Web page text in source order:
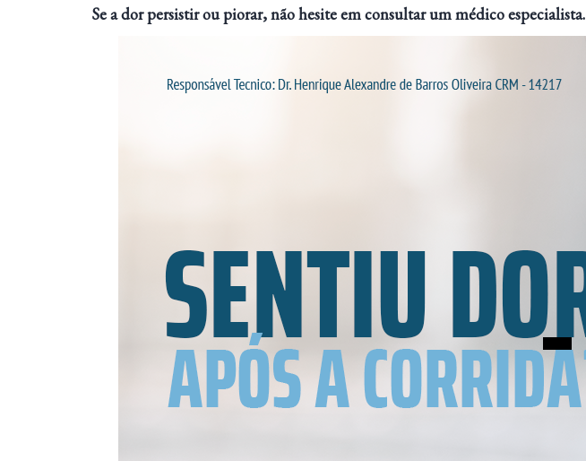
Se a dor persistir ou piorar, não hesite em consultar um médico especialista.